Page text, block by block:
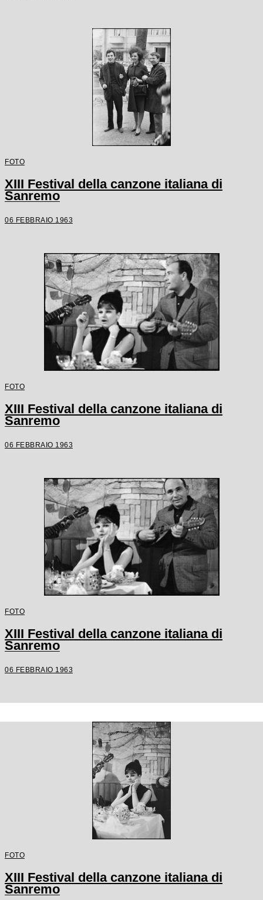
FOTO
XIII Festival della canzone italiana di
Sanremo
06 FEBBRAIO 1963
FOTO
XIII Festival della canzone italiana di
Sanremo
06 FEBBRAIO 1963
FOTO
XIII Festival della canzone italiana di
Sanremo
06 FEBBRAIO 1963
FOTO
XIII Festival della canzone italiana di
Sanremo